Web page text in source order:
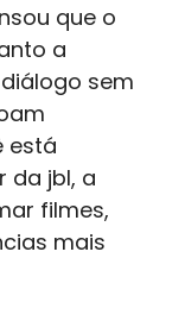
que o
a
sem
está
da jbl, a
filmes,
mais